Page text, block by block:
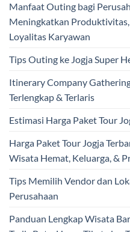
Manfaat Outing bagi
Meningkatkan
Loyalitas Karyawan
Tips Outing ke Jogja Super
Itinerary Company
Terlengkap & Terlaris
Estimasi Harga Paket Tour
Harga Paket Tour Jogja
Wisata Hemat, Keluarga, &
Tips Memilih Vendor dan
Perusahaan
Panduan Lengkap Wisata